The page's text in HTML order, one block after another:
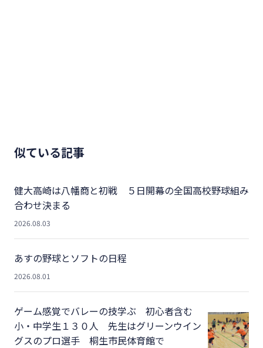
似ている記事
健大高崎は八幡商と初戦 ５日開幕の全国高校野球組み
合わせ決まる
2026.08.03
あすの野球とソフトの日程
2026.08.01
ゲーム感覚でバレーの技学ぶ 初心者含む
小・中学生１３０人 先生はグリーンウイン
グスのプロ選手 桐生市民体育館で